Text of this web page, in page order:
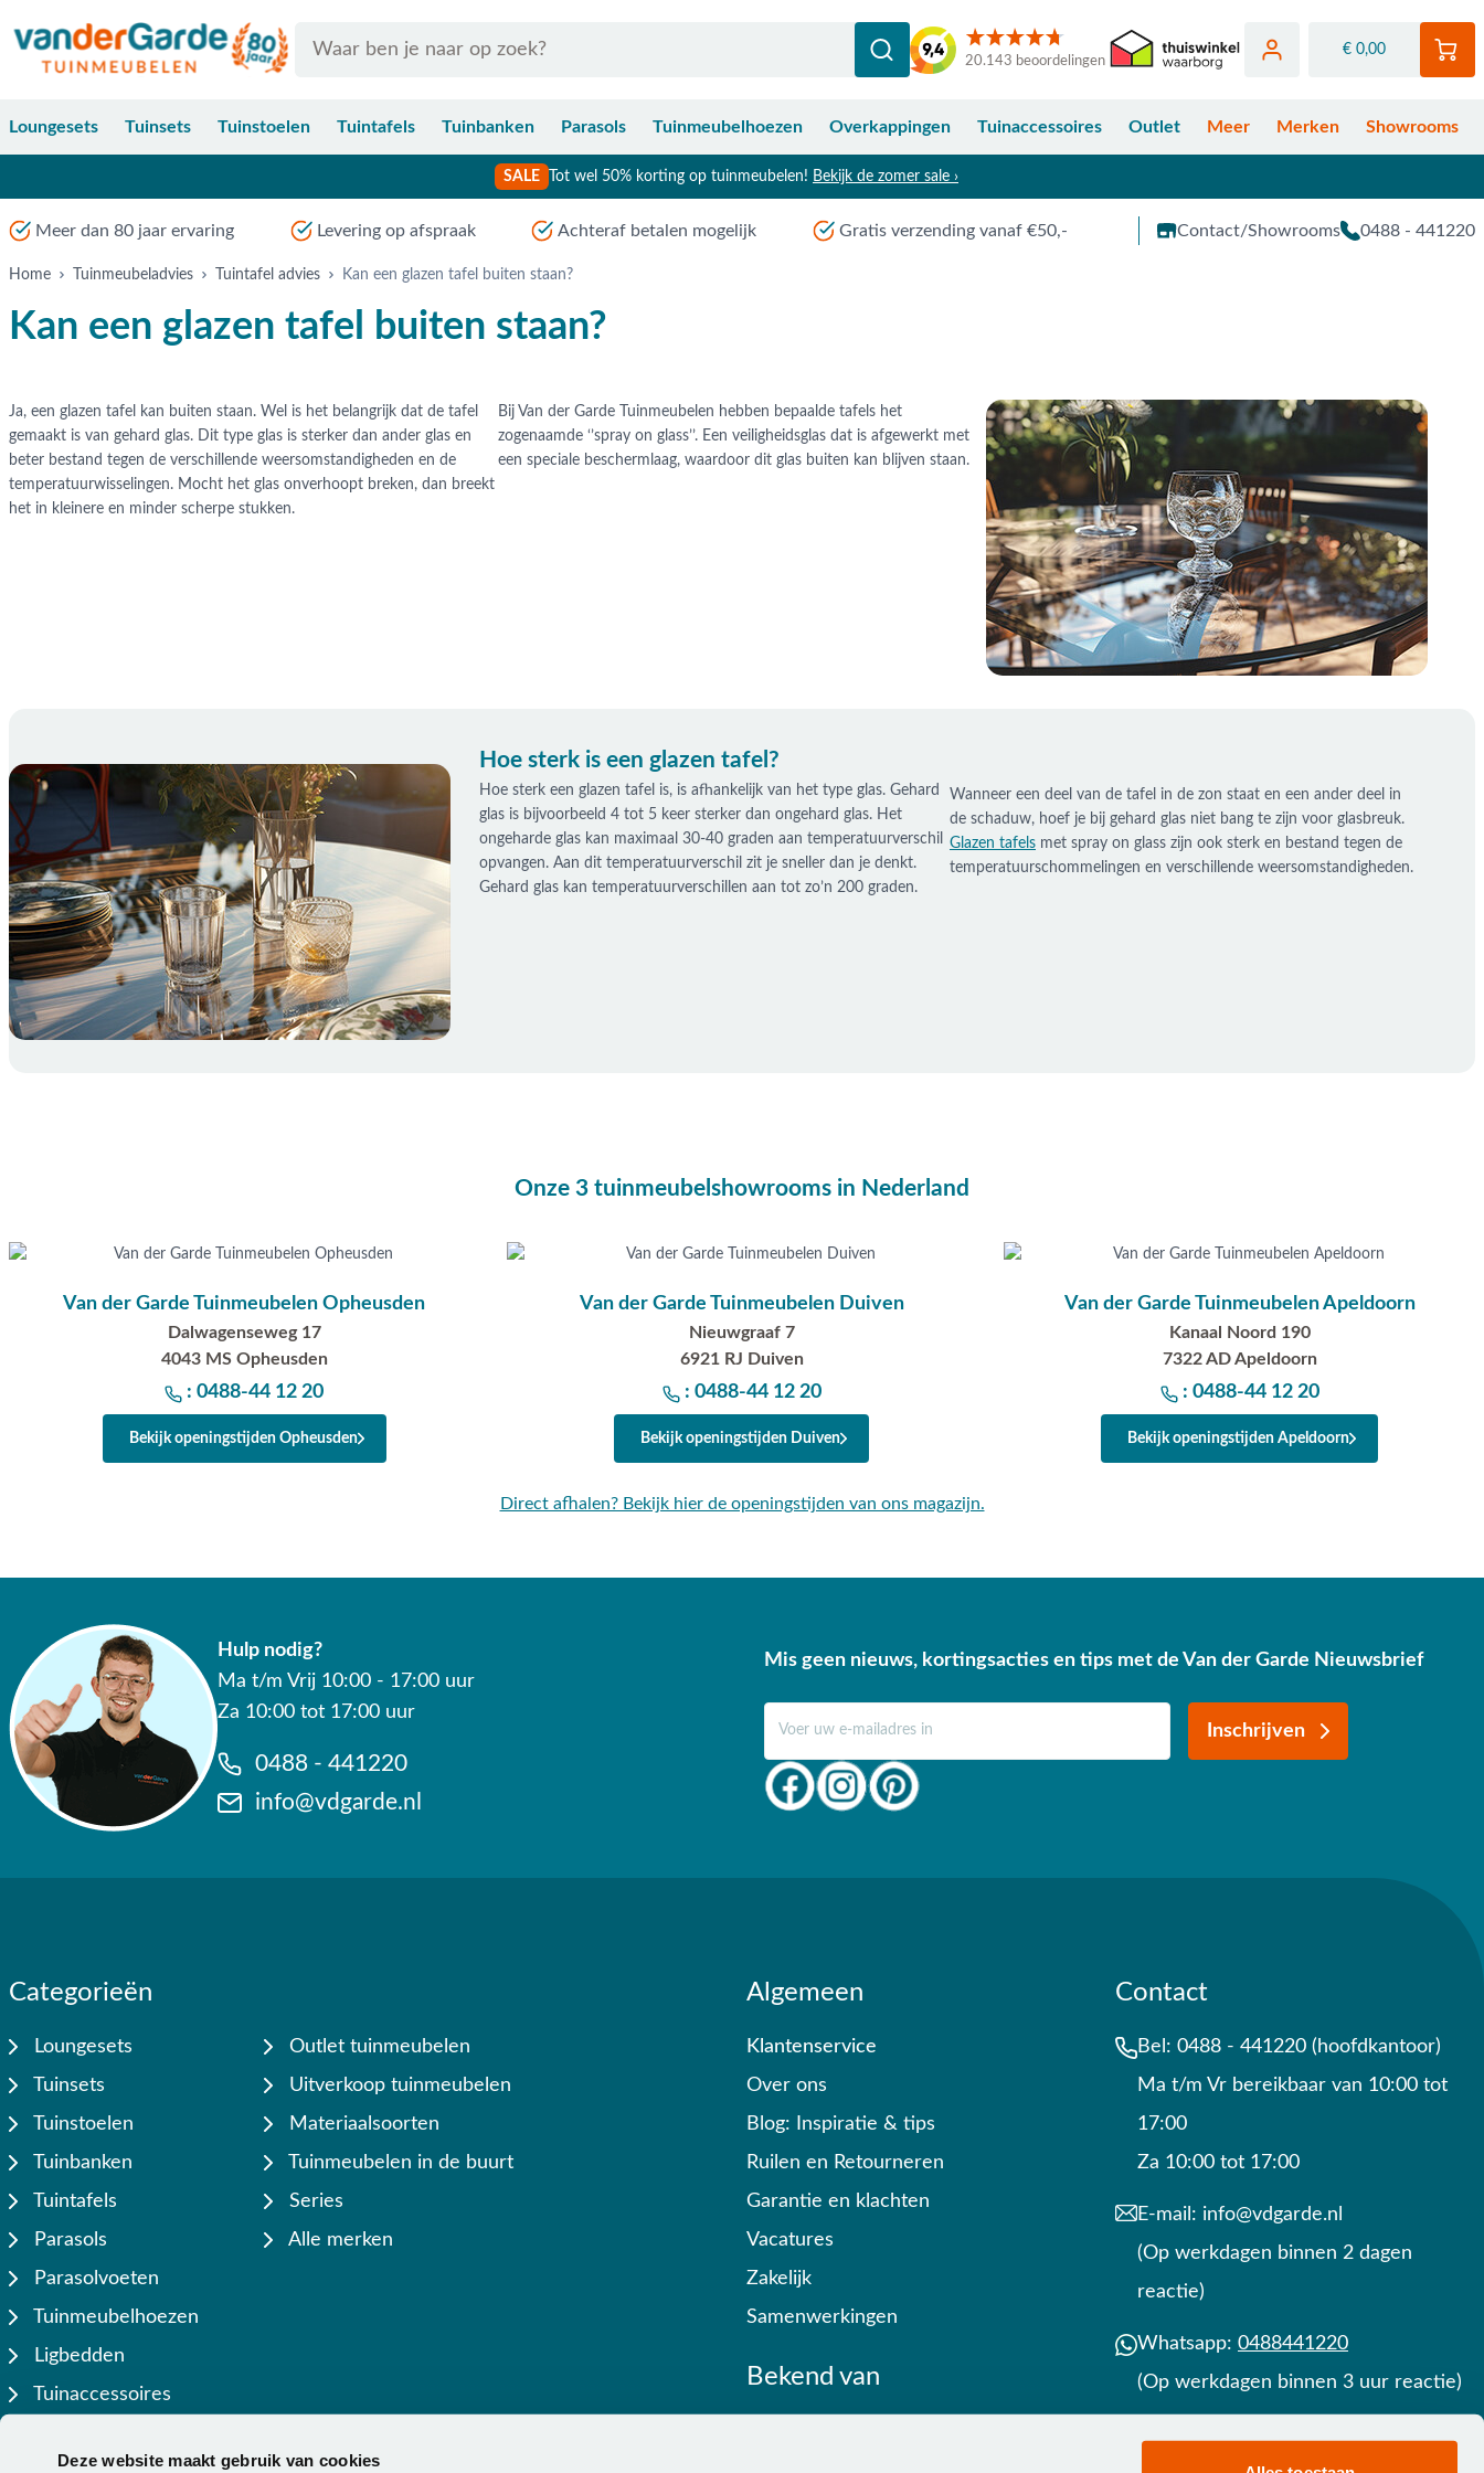
Deze website maakt gebruik van cookies
20.143 beoordelingen
€ 0,00
Loungesets Tuinsets Tuinstoelen Tuintafels Tuinbanken Parasols Tuinmeubelhoezen Overkappingen Tuinaccessoires Outlet Meer Merken Showrooms
SALE Tot wel 50% korting op tuinmeubelen! Bekijk de zomer sale ›
Meer dan 80 jaar ervaring Levering op afspraak Achteraf betalen mogelijk Gratis verzending vanaf €50,- Contact/Showrooms 0488 - 441220
Home Tuinmeubeladvies Tuintafel advies Kan een glazen tafel buiten staan?
Kan een glazen tafel buiten staan?
Ja, een glazen tafel kan buiten staan. Wel is het belangrijk dat de tafel
gemaakt is van gehard glas. Dit type glas is sterker dan ander glas en
beter bestand tegen de verschillende weersomstandigheden en de
temperatuurwisselingen. Mocht het glas onverhoopt breken, dan breekt
het in kleinere en minder scherpe stukken.
Bij Van der Garde Tuinmeubelen hebben bepaalde tafels het
zogenaamde ‘’spray on glass’’. Een veiligheidsglas dat is afgewerkt met
een speciale beschermlaag, waardoor dit glas buiten kan blijven staan.
Hoe sterk is een glazen tafel?
Hoe sterk een glazen tafel is, is afhankelijk van het type glas. Gehard
glas is bijvoorbeeld 4 tot 5 keer sterker dan ongehard glas. Het
ongeharde glas kan maximaal 30-40 graden aan temperatuurverschil
opvangen. Aan dit temperatuurverschil zit je sneller dan je denkt.
Gehard glas kan temperatuurverschillen aan tot zo’n 200 graden.
Wanneer een deel van de tafel in de zon staat en een ander deel in
de schaduw, hoef je bij gehard glas niet bang te zijn voor glasbreuk.
Glazen tafels met spray on glass zijn ook sterk en bestand tegen de
temperatuurschommelingen en verschillende weersomstandigheden.
Onze 3 tuinmeubelshowrooms in Nederland
Van der Garde Tuinmeubelen Opheusden
Dalwagenseweg 17
4043 MS Opheusden
: 0488-44 12 20
Bekijk openingstijden Opheusden
Van der Garde Tuinmeubelen Duiven
Nieuwgraaf 7
6921 RJ Duiven
: 0488-44 12 20
Bekijk openingstijden Duiven
Van der Garde Tuinmeubelen Apeldoorn
Kanaal Noord 190
7322 AD Apeldoorn
: 0488-44 12 20
Bekijk openingstijden Apeldoorn
Direct afhalen? Bekijk hier de openingstijden van ons magazijn.
Hulp nodig?
Ma t/m Vrij 10:00 - 17:00 uur
Za 10:00 tot 17:00 uur
0488 - 441220
info@vdgarde.nl
Mis geen nieuws, kortingsacties en tips met de Van der Garde Nieuwsbrief
Inschrijven
Categorieën
Loungesets
Tuinsets
Tuinstoelen
Tuinbanken
Tuintafels
Parasols
Parasolvoeten
Tuinmeubelhoezen
Ligbedden
Tuinaccessoires
Outlet tuinmeubelen
Uitverkoop tuinmeubelen
Materiaalsoorten
Tuinmeubelen in de buurt
Series
Alle merken
Algemeen
Klantenservice
Over ons
Blog: Inspiratie & tips
Ruilen en Retourneren
Garantie en klachten
Vacatures
Zakelijk
Samenwerkingen
Bekend van
Contact
Bel: 0488 - 441220 (hoofdkantoor)
Ma t/m Vr bereikbaar van 10:00 tot
17:00
Za 10:00 tot 17:00
E-mail: info@vdgarde.nl
(Op werkdagen binnen 2 dagen
reactie)
Whatsapp: 0488441220
(Op werkdagen binnen 3 uur reactie)